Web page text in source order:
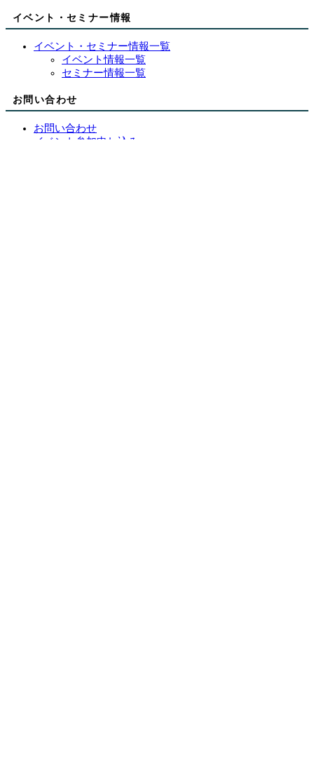
イベント・セミナー情報
イベント・セミナー情報一覧
イベント情報一覧
セミナー情報一覧
お問い合わせ
お問い合わせ
イベント参加申し込み